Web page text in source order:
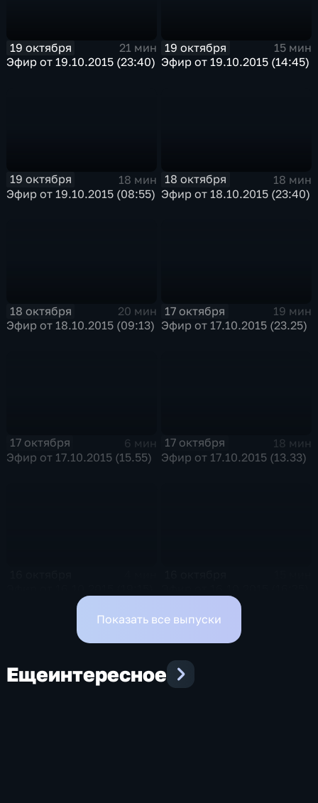
19 октября
21 мин
Эфир от 19.10.2015 (23:40)
19 октября
15 мин
Эфир от 19.10.2015 (14:45)
19 октября
18 мин
Эфир от 19.10.2015 (08:55)
18 октября
18 мин
Эфир от 18.10.2015 (23:40)
18 октября
20 мин
Эфир от 18.10.2015 (09:13)
17 октября
19 мин
Эфир от 17.10.2015 (23.25)
17 октября
6 мин
Эфир от 17.10.2015 (15.55)
17 октября
18 мин
Эфир от 17.10.2015 (13.33)
Показать все выпуски
Ещеинтересное